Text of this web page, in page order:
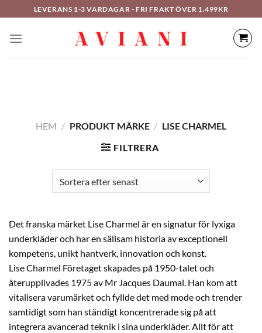
till
innehåll
LEVERANS 1-3 VARDAGAR - FRI FRAKT ÖVER 1.499KR
HEM / PRODUKT MÄRKE / LISE CHARMEL
FILTRERA
Det franska märket Lise Charmel är en signatur för lyxiga
underkläder och har en sällsam historia av exceptionell
kompetens, unikt hantverk, innovation och konst.
Lise Charmel Företaget skapades på 1950-talet och
återupplivades 1975 av Mr Jacques Daumal. Han kom att
vitalisera varumärket och fyllde det med mode och trender
samtidigt som han ständigt koncentrerade sig på att
integrera avancerad teknik i sina underkläder. Allt för att